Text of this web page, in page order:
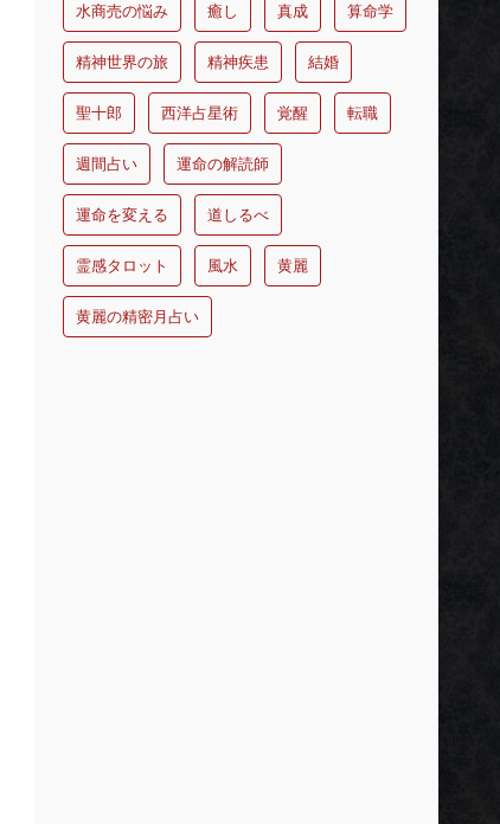
水商売の悩み 癒し 真成 算命学
精神世界の旅 精神疾患 結婚
聖十郎 西洋占星術 覚醒 転職
週間占い 運命の解読師
運命を変える 道しるべ
霊感タロット 風水 黄麗
黄麗の精密月占い